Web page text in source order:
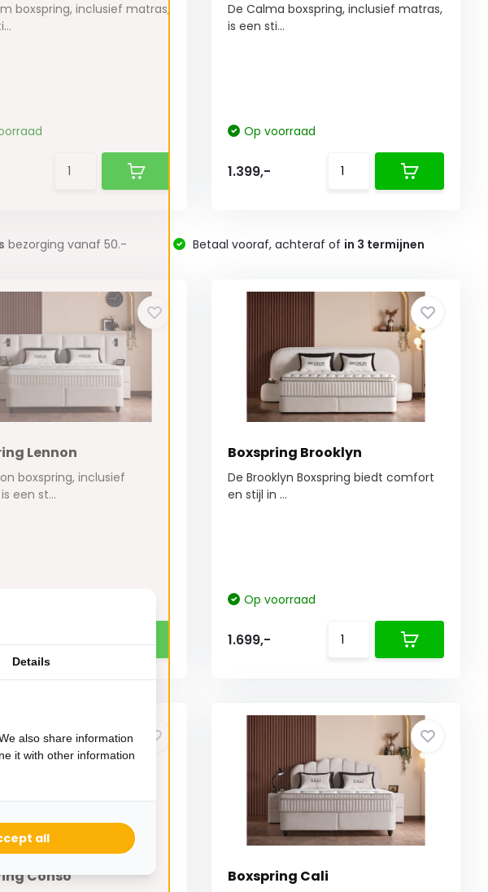
boxspring, inclusief matras,
De Calma boxspring, inclusief matras,
is een sti...
Op voorraad
1.399,-
bezorging vanaf 50.- Betaal vooraf, achteraf of in 3 termijnen
Lennon
boxspring, inclusief
een st...
Boxspring Brooklyn
De Brooklyn Boxspring biedt comfort
en stijl in ...
Op voorraad
1.699,-
Conso Boxspring Cali
Details
also share information
it with other information
all